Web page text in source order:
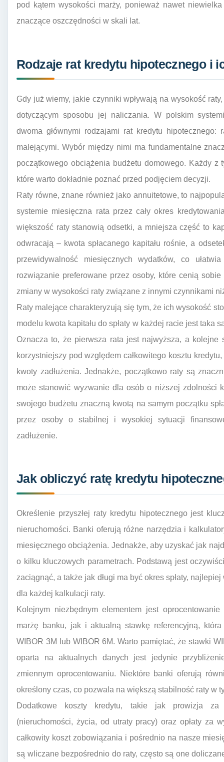
pod kątem wysokości marży, ponieważ nawet
znaczące oszczędności w skali lat.
Rodzaje rat kredytu hipotecznego i
Gdy już wiemy, jakie czynniki wpływają na wysokość
dotyczącym sposobu jej naliczania. W polskim
dwoma głównymi rodzajami rat kredytu hipotecznego:
malejącymi. Wybór między nimi ma fundamentalne
początkowego obciążenia budżetu domowego. Każdy z
które warto dokładnie poznać przed podjęciem decyzji.
Raty równe, znane również jako annuitetowe, to
systemie miesięczna rata przez cały okres
większość raty stanowią odsetki, a mniejsza część to
odwracają – kwota spłacanego kapitału rośnie, a
przewidywalność miesięcznych wydatków, co
rozwiązanie preferowane przez osoby, które cenią
zmiany w wysokości raty związane z innymi czynnikami
Raty malejące charakteryzują się tym, że ich wysokość
modelu kwota kapitału do spłaty w każdej racie jest taka
Oznacza to, że pierwsza rata jest najwyższa, a kolejne
korzystniejszy pod względem całkowitego kosztu
kwoty zadłużenia. Jednakże, początkowo raty są
może stanowić wyzwanie dla osób o niższej zdolności
swojego budżetu znaczną kwotą na samym początku
przez osoby o stabilnej i wysokiej sytuacji
zadłużenie.
Jak obliczyć ratę kredytu
Określenie przyszłej raty kredytu hipotecznego jest
nieruchomości. Banki oferują różne narzędzia i
miesięcznego obciążenia. Jednakże, aby uzyskać jak
o kilku kluczowych parametrach. Podstawą jest
zaciągnąć, a także jak długi ma być okres spłaty,
dla każdej kalkulacji raty.
Kolejnym niezbędnym elementem jest
marżę banku, jak i aktualną stawkę referencyjną,
WIBOR 3M lub WIBOR 6M. Warto pamiętać, że stawki
oparta na aktualnych danych jest jedynie
zmiennym oprocentowaniu. Niektóre banki oferują
określony czas, co pozwala na większą stabilność raty w
Dodatkowe koszty kredytu, takie jak prowizja za
(nieruchomości, życia, od utraty pracy) oraz opłaty za
całkowity koszt zobowiązania i pośrednio na nasze
są wliczane bezpośrednio do raty, często są one